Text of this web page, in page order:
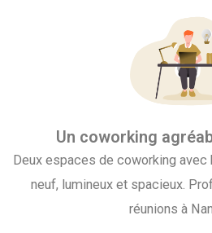
Un coworking
Deux espaces de coworking
neuf, lumineux et spacieux.
réunions à